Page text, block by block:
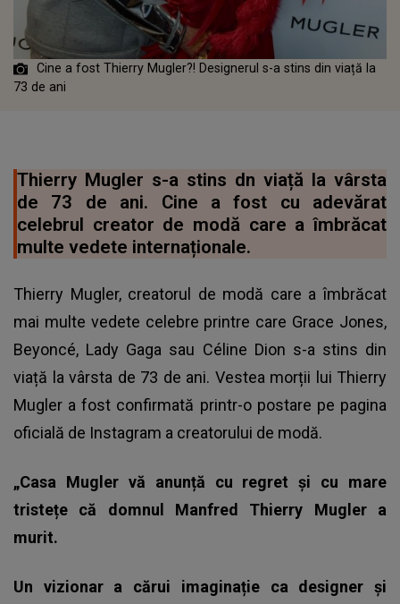
Cine a fost Thierry Mugler?! Designerul s-a stins din viață la
73 de ani
Thierry Mugler s-a stins dn viață la vârsta
de 73 de ani. Cine a fost cu adevărat
celebrul creator de modă care a îmbrăcat
multe vedete internaționale.
Thierry Mugler, creatorul de modă care a îmbrăcat
mai multe vedete celebre printre care Grace Jones,
Beyoncé, Lady Gaga sau Céline Dion s-a stins din
viață la vârsta de 73 de ani. Vestea morții lui Thierry
Mugler a fost confirmată printr-o postare pe pagina
oficială de Instagram a creatorului de modă.
„Casa Mugler vă anunță cu regret și cu mare
tristețe că domnul Manfred Thierry Mugler a
murit.
Un vizionar a cărui imaginație ca designer și